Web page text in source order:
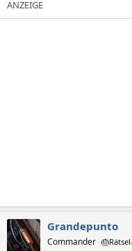
Grandepunto
Commander